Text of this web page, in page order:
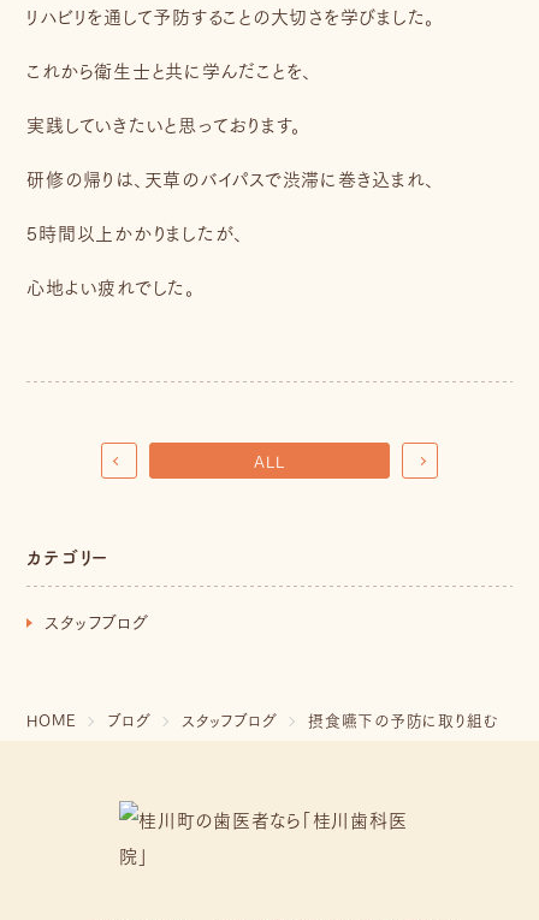
カテゴリー
スタッフブログ
リハビリを通して予防することの大切さを学びました。
これから衛生士と共に学んだことを、
実践していきたいと思っております。
研修の帰りは、天草のバイパスで渋滞に巻き込まれ、
5時間以上かかりましたが、
心地よい疲れでした。
ALL
HOME ブログ スタッフブログ 摂食嚥下の予防に取り組む